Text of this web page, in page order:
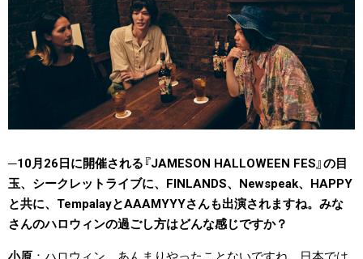
10月26日に開催される『JAMESON HALLOWEEN FES』の目
玉、シークレットライブに、FINLANDS、Newspeak、HAPPY
と共に、TempalayとAAAMYYYさんも出演されますね。みな
さんのハロウィンの過ごし方はどんな感じですか？